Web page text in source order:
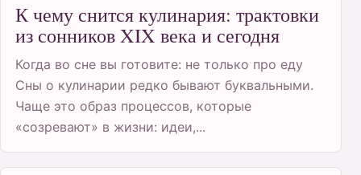
К чему снится кулинария: трактовки
из сонников XIX века и сегодня
Когда во сне вы готовите: не только про еду
Сны о кулинарии редко бывают буквальными.
Чаще это образ процессов, которые
«созревают» в жизни: идеи,...